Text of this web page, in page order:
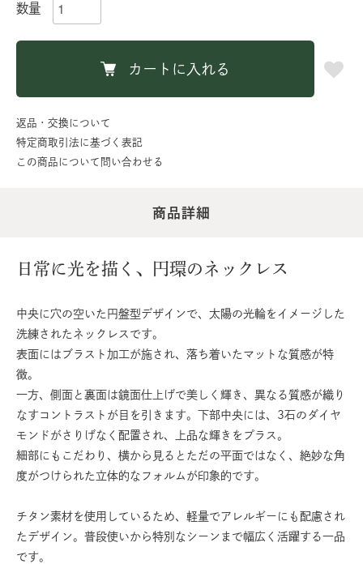
数量
カートに入れる
返品・交換について
特定商取引法に基づく表記
この商品について問い合わせる
商品詳細
日常に光を描く、円環のネックレス
中央に穴の空いた円盤型デザインで、太陽の光輪をイメージした
洗練されたネックレスです。
表面にはブラスト加工が施され、落ち着いたマットな質感が特
徴。
一方、側面と裏面は鏡面仕上げで美しく輝き、異なる質感が織り
なすコントラストが目を引きます。下部中央には、3石のダイヤ
モンドがさりげなく配置され、上品な輝きをプラス。
細部にもこだわり、横から見るとただの平面ではなく、絶妙な角
度がつけられた立体的なフォルムが印象的です。
チタン素材を使用しているため、軽量でアレルギーにも配慮され
たデザイン。普段使いから特別なシーンまで幅広く活躍する一品
です。